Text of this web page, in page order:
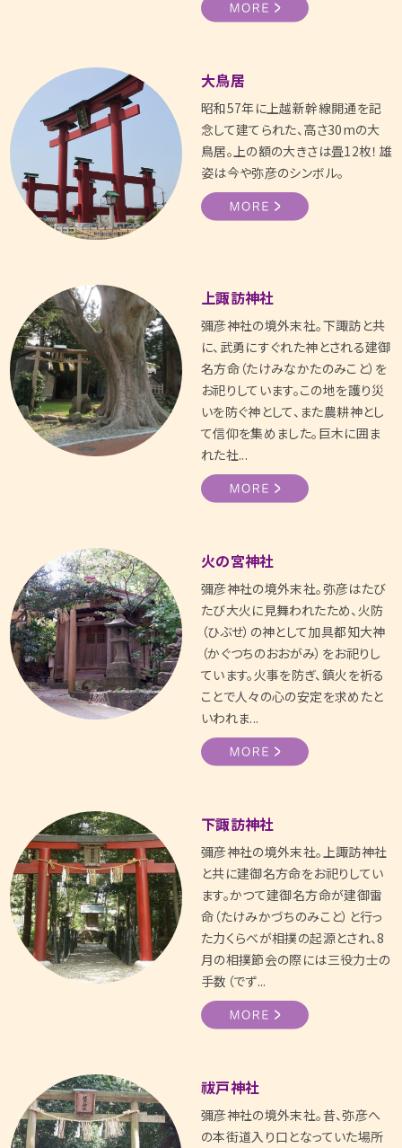
大鳥居
昭和57年に上越新幹線開通を記
念して建てられた、高さ30mの大
鳥居。上の額の大きさは畳12枚！雄
姿は今や弥彦のシンボル。
上諏訪神社
彌彦神社の境外末社。下諏訪と共
に、武勇にすぐれた神とされる建御
名方命（たけみなかたのみこと）を
お祀りしています。この地を護り災
いを防ぐ神として、また農耕神とし
て信仰を集めました。巨木に囲ま
れた社...
火の宮神社
彌彦神社の境外末社。弥彦はたび
たび大火に見舞われたため、火防
（ひぶせ）の神として加具都知大神
（かぐつちのおおがみ）をお祀りし
ています。火事を防ぎ、鎮火を祈る
ことで人々の心の安定を求めたと
いわれま...
下諏訪神社
彌彦神社の境外末社。上諏訪神社
と共に建御名方命をお祀りしてい
ます。かつて建御名方命が建御雷
命（たけみかづちのみこと）と行っ
た力くらべが相撲の起源とされ、8
月の相撲節会の際には三役力士の
手数（でず...
祓戸神社
彌彦神社の境外末社。昔、弥彦へ
の本街道入り口となっていた場所